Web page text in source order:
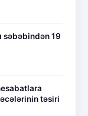
səbəbindən 19
təsiri